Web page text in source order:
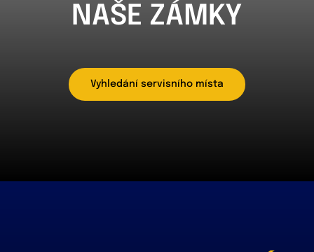
NAŠE ZÁMKY
Vyhledání servisního místa